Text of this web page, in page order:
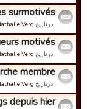
surmotivés
. درتاریخ Verg…
motivés
. درتاریخ Verg…
membre
. درتاریخ Verg…
depuis hier